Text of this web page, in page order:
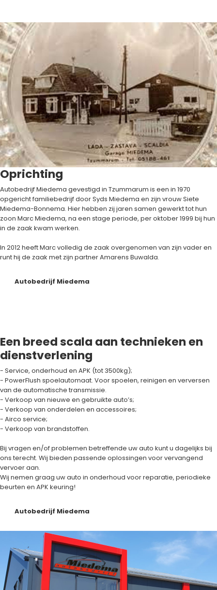
Oprichting
Autobedrijf Miedema gevestigd in Tzummarum is een in 1970
opgericht familiebedrijf door Syds Miedema en zijn vrouw Siete
Miedema-Bonnema. Hier hebben zij jaren samen gewerkt tot hun
zoon Marc Miedema, na een stage periode, per oktober 1999 bij hun
in de zaak kwam werken.
In 2012 heeft Marc volledig de zaak overgenomen van zijn vader en
runt hij de zaak met zijn partner Amarens Buwalda.
Autobedrijf Miedema
Een breed scala aan technieken en
dienstverlening
- Service, onderhoud en APK (tot 3500kg);
- PowerFlush spoelautomaat. Voor spoelen, reinigen en verversen
van de automatische transmissie.
- Verkoop van nieuwe en gebruikte auto’s;
- Verkoop van onderdelen en accessoires;
- Airco service;
- Verkoop van brandstoffen.
Bij vragen en/of problemen betreffende uw auto kunt u dagelijks bij
ons terecht. Wij bieden passende oplossingen voor vervangend
vervoer aan.
Wij nemen graag uw auto in onderhoud voor reparatie, periodieke
beurten en APK keuring!
Autobedrijf Miedema